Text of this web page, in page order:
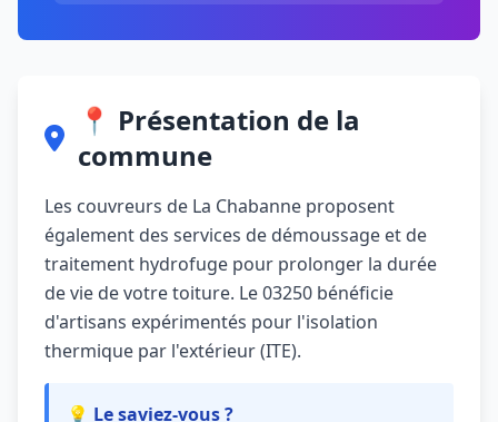
📍 Présentation de la
commune
Les couvreurs de La Chabanne proposent
également des services de démoussage et de
traitement hydrofuge pour prolonger la durée
de vie de votre toiture. Le 03250 bénéficie
d'artisans expérimentés pour l'isolation
thermique par l'extérieur (ITE).
💡 Le saviez-vous ?